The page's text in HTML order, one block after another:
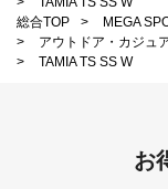
総合TOP
> MEGA
>
アウトドア・カジュ
>
TAMIA TS SS W
お